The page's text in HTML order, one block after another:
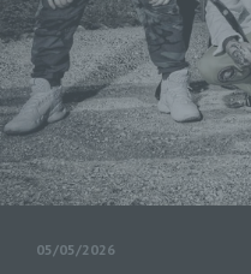
05/05/2026